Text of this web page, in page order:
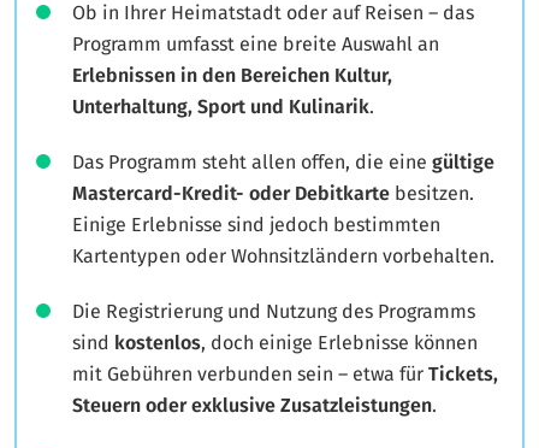
Ob in Ihrer Heimatstadt oder auf Reisen – das
Programm umfasst eine breite Auswahl an
Erlebnissen in den Bereichen Kultur,
Unterhaltung, Sport und Kulinarik.
Das Programm steht allen offen, die eine gültige
Mastercard-Kredit- oder Debitkarte besitzen.
Einige Erlebnisse sind jedoch bestimmten
Kartentypen oder Wohnsitzländern vorbehalten.
Die Registrierung und Nutzung des Programms
sind kostenlos, doch einige Erlebnisse können
mit Gebühren verbunden sein – etwa für Tickets,
Steuern oder exklusive Zusatzleistungen.